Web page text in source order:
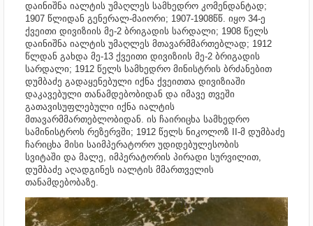
დაინიშნა იალტის უმაღლეს სამხედრო კომენდანტად;
1907 წლიდან გენერალ-მაიორი; 1907-1908წწ. იყო 34-ე
ქვეითი დივიზიის მე-2 ბრიგადის სარდალი; 1908 წელს
დაინიშნა იალტის უმაღლეს მთავარმმართებლად; 1912
წლდან გახდა მე-13 ქვეითი დივიზიის მე-2 ბრიგადის
სარდალი; 1912 წელს სამხედრო მინისტრის ბრძანებით
დუმბაძე გადაყენებული იქნა ქვეითთა დივიზიაში
დაკავებული თანამდებობიდან და იმავე თვეში
გათავისუფლებული იქნა იალტის
მთავარმმართებლობიდან. ის ჩაირიცხა სამხედრო
სამინისტროს რეზერვში; 1912 წელს ნიკოლოზ II-მ დუმბაძე
ჩარიცხა მისი საიმპერატორო უდიდებულესობის
სვიტაში და მალე, იმპერატორის პირადი სურვილით,
დუმბაძე აღადგინეს იალტის მმართველის
თანამდებობაზე.